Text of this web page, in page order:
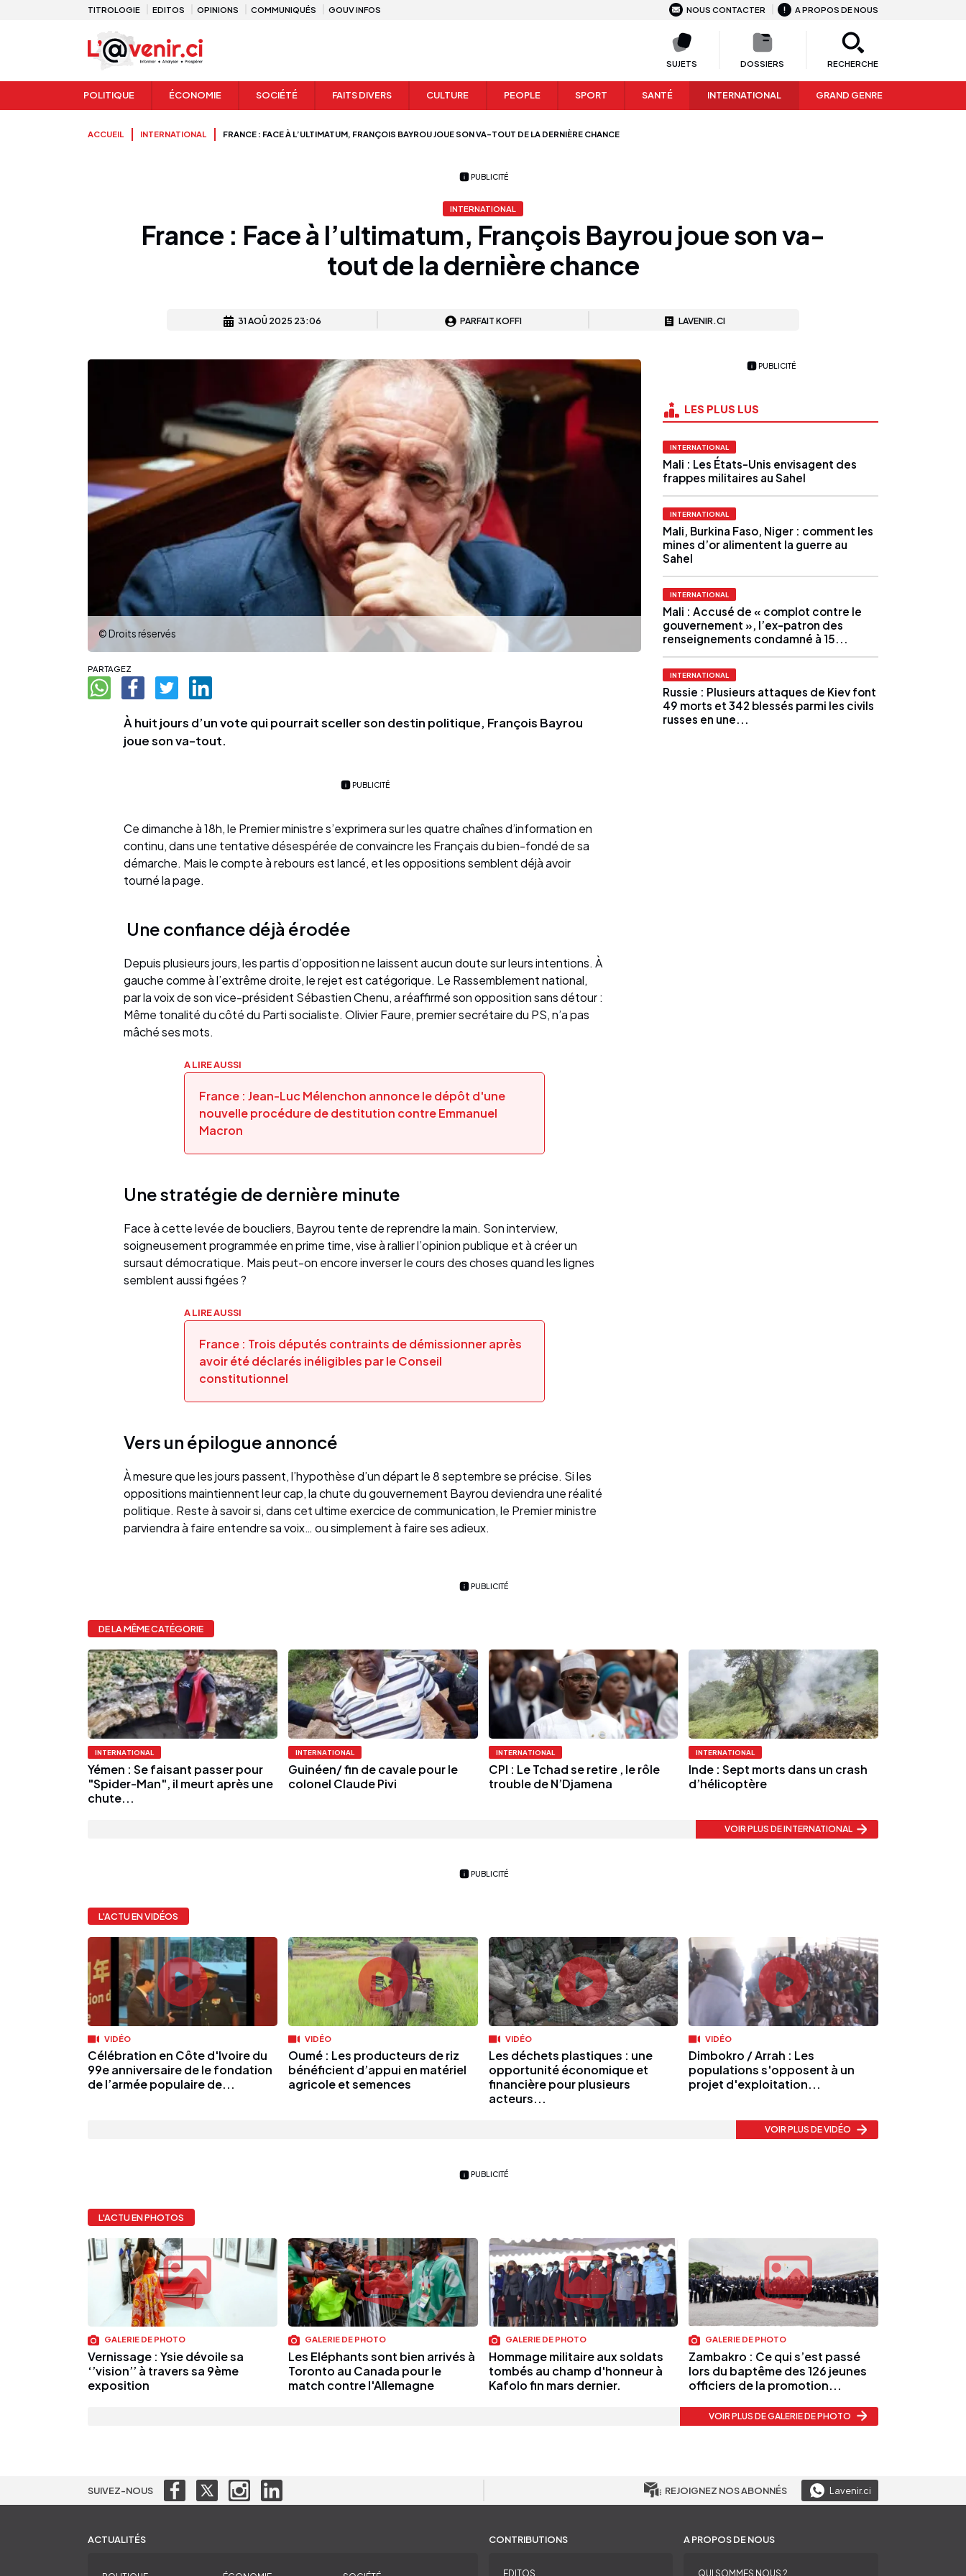
TITROLOGIE EDITOS OPINIONS COMMUNIQUÉS GOUV INFOS NOUS CONTACTER A PROPOS DE NOUS
SUJETS DOSSIERS RECHERCHE
POLITIQUE ÉCONOMIE SOCIÉTÉ FAITS DIVERS CULTURE PEOPLE SPORT SANTÉ INTERNATIONAL GRAND GENRE
ACCUEIL INTERNATIONAL FRANCE : FACE À L’ULTIMATUM, FRANÇOIS BAYROU JOUE SON VA-TOUT DE LA DERNIÈRE CHANCE
PUBLICITÉ
INTERNATIONAL
France : Face à l’ultimatum, François Bayrou joue son va-
tout de la dernière chance
31 AOÛ 2025 23:06 PARFAIT KOFFI LAVENIR.CI
© Droits réservés
PARTAGEZ
À huit jours d’un vote qui pourrait sceller son destin politique, François Bayrou
joue son va-tout.
PUBLICITÉ
Ce dimanche à 18h, le Premier ministre s’exprimera sur les quatre chaînes d’information en
continu, dans une tentative désespérée de convaincre les Français du bien-fondé de sa
démarche. Mais le compte à rebours est lancé, et les oppositions semblent déjà avoir
tourné la page.
Une confiance déjà érodée
Depuis plusieurs jours, les partis d’opposition ne laissent aucun doute sur leurs intentions. À
gauche comme à l’extrême droite, le rejet est catégorique. Le Rassemblement national,
par la voix de son vice-président Sébastien Chenu, a réaffirmé son opposition sans détour :
Même tonalité du côté du Parti socialiste. Olivier Faure, premier secrétaire du PS, n’a pas
mâché ses mots.
A LIRE AUSSI
France : Jean-Luc Mélenchon annonce le dépôt d'une
nouvelle procédure de destitution contre Emmanuel
Macron
Une stratégie de dernière minute
Face à cette levée de boucliers, Bayrou tente de reprendre la main. Son interview,
soigneusement programmée en prime time, vise à rallier l’opinion publique et à créer un
sursaut démocratique. Mais peut-on encore inverser le cours des choses quand les lignes
semblent aussi figées ?
A LIRE AUSSI
France : Trois députés contraints de démissionner après
avoir été déclarés inéligibles par le Conseil
constitutionnel
Vers un épilogue annoncé
À mesure que les jours passent, l’hypothèse d’un départ le 8 septembre se précise. Si les
oppositions maintiennent leur cap, la chute du gouvernement Bayrou deviendra une réalité
politique. Reste à savoir si, dans cet ultime exercice de communication, le Premier ministre
parviendra à faire entendre sa voix… ou simplement à faire ses adieux.
PUBLICITÉ
LES PLUS LUS
INTERNATIONAL
Mali : Les États-Unis envisagent des
frappes militaires au Sahel
INTERNATIONAL
Mali, Burkina Faso, Niger : comment les
mines d’or alimentent la guerre au
Sahel
INTERNATIONAL
Mali : Accusé de « complot contre le
gouvernement », l’ex-patron des
renseignements condamné à 15...
INTERNATIONAL
Russie : Plusieurs attaques de Kiev font
49 morts et 342 blessés parmi les civils
russes en une...
PUBLICITÉ
DE LA MÊME CATÉGORIE
INTERNATIONAL
Yémen : Se faisant passer pour
"Spider-Man", il meurt après une
chute...
INTERNATIONAL
Guinéen/ fin de cavale pour le
colonel Claude Pivi
INTERNATIONAL
CPI : Le Tchad se retire , le rôle
trouble de N’Djamena
INTERNATIONAL
Inde : Sept morts dans un crash
d’hélicoptère
VOIR PLUS DE INTERNATIONAL
PUBLICITÉ
L'ACTU EN VIDÉOS
VIDÉO
Célébration en Côte d'Ivoire du
99e anniversaire de le fondation
de l’armée populaire de...
VIDÉO
Oumé : Les producteurs de riz
bénéficient d’appui en matériel
agricole et semences
VIDÉO
Les déchets plastiques : une
opportunité économique et
financière pour plusieurs
acteurs...
VIDÉO
Dimbokro / Arrah : Les
populations s'opposent à un
projet d'exploitation...
VOIR PLUS DE VIDÉO
PUBLICITÉ
L'ACTU EN PHOTOS
GALERIE DE PHOTO
Vernissage : Ysie dévoile sa
‘’vision’’ à travers sa 9ème
exposition
GALERIE DE PHOTO
Les Eléphants sont bien arrivés à
Toronto au Canada pour le
match contre l'Allemagne
GALERIE DE PHOTO
Hommage militaire aux soldats
tombés au champ d'honneur à
Kafolo fin mars dernier.
GALERIE DE PHOTO
Zambakro : Ce qui s’est passé
lors du baptême des 126 jeunes
officiers de la promotion...
VOIR PLUS DE GALERIE DE PHOTO
SUIVEZ-NOUS REJOIGNEZ NOS ABONNÉS Lavenir.ci
ACTUALITÉS CONTRIBUTIONS
EDITOS
A PROPOS DE NOUS
QUI SOMMES NOUS ?